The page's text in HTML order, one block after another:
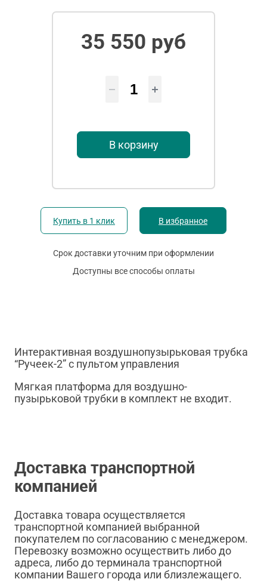
35 550 руб
В корзину
Купить в 1 клик В избранное
Срок доставки уточним при оформлении
Доступны все способы оплаты
Интерактивная воздушнопузырьковая трубка
“Ручеек-2” с пультом управления
Мягкая платформа для воздушно-
пузырьковой трубки в комплект не входит.
Доставка транспортной
компанией
Доставка товара осуществляется
транспортной компанией выбранной
покупателем по согласованию с менеджером.
Перевозку возможно осуществить либо до
адреса, либо до терминала транспортной
компании Вашего города или близлежащего.